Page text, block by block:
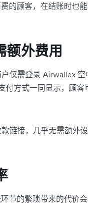
的顾客，在结账时也能
额外费用
仅需登录 Airwallex
付方式一同显示，顾
链接，几乎无需额外
节的繁琐带来的代价会